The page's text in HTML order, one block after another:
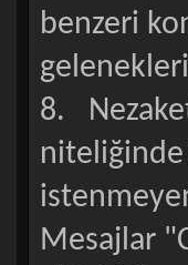
benzeri
8.
niteliğinde
Mesajlar